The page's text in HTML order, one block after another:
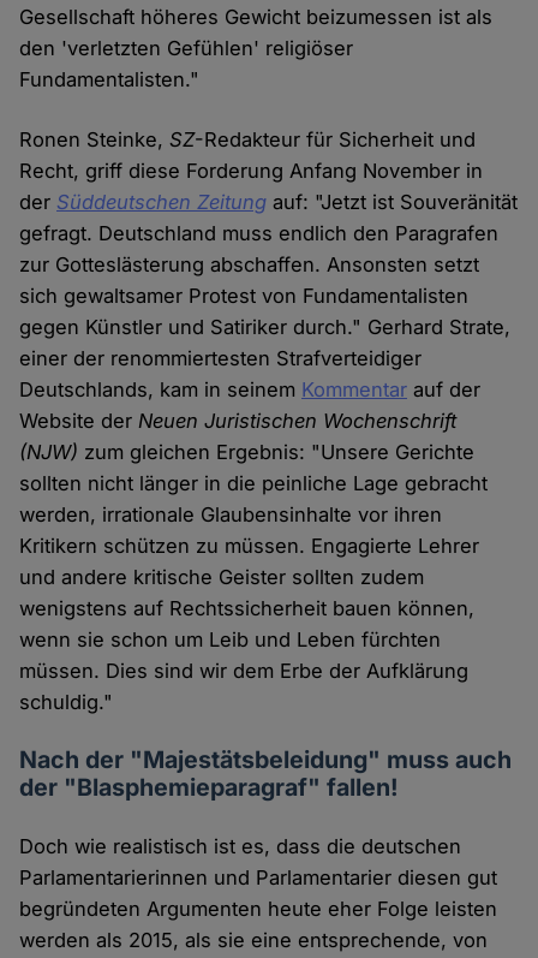
Gesellschaft höheres Gewicht beizumessen ist als
den 'verletzten Gefühlen' religiöser
Fundamentalisten."
Ronen Steinke,SZ-Redakteur für Sicherheit und
Recht, griff diese Forderung Anfang November in
der Süddeutschen Zeitung auf: "Jetzt ist Souveränität
gefragt. Deutschland muss endlich den Paragrafen
zur Gotteslästerung abschaffen. Ansonsten setzt
sich gewaltsamer Protest von Fundamentalisten
gegen Künstler und Satiriker durch." Gerhard Strate,
einer der renommiertesten Strafverteidiger
Deutschlands, kam in seinem Kommentar auf der
Website derNeuen Juristischen Wochenschrift
(NJW) zum gleichen Ergebnis: "Unsere Gerichte
sollten nicht länger in die peinliche Lage gebracht
werden, irrationale Glaubensinhalte vor ihren
Kritikern schützen zu müssen. Engagierte Lehrer
und andere kritische Geister sollten zudem
wenigstens auf Rechtssicherheit bauen können,
wenn sie schon um Leib und Leben fürchten
müssen. Dies sind wir dem Erbe der Aufklärung
schuldig."
Nach der "Majestätsbeleidung" muss auch
der "Blasphemieparagraf" fallen!
Doch wie realistisch ist es, dass die deutschen
Parlamentarierinnen und Parlamentarier diesen gut
begründeten Argumenten heute eher Folge leisten
werden als 2015, als sie eine entsprechende, von